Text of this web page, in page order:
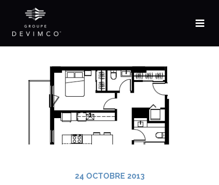
EN
24 OCTOBRE 2013